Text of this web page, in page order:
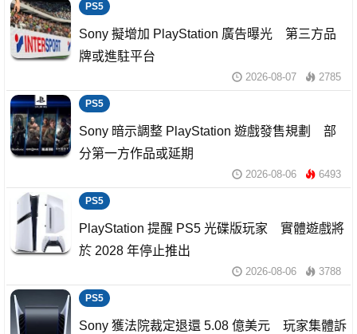
PS5
Sony 擬增加 PlayStation 廣告曝光 第三方品
牌或進駐平台
2026-08-07 2785
PS5
Sony 暗示調整 PlayStation 遊戲發售規劃 部
分第一方作品或延期
2026-08-06 6493
PS5
PlayStation 提醒 PS5 光碟版玩家 實體遊戲將
於 2028 年停止推出
2026-08-06 3788
PS5
Sony 獲法院裁定退還 5.08 億美元 玩家集體訴